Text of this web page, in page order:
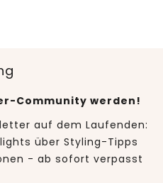
Community werden!
auf dem Laufenden:
über Styling-Tipps
- ab sofort verpasst